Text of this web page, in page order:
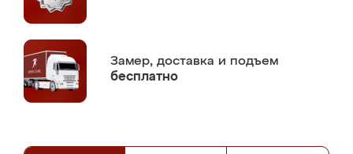
Замер, доставка и подъем
бесплатно